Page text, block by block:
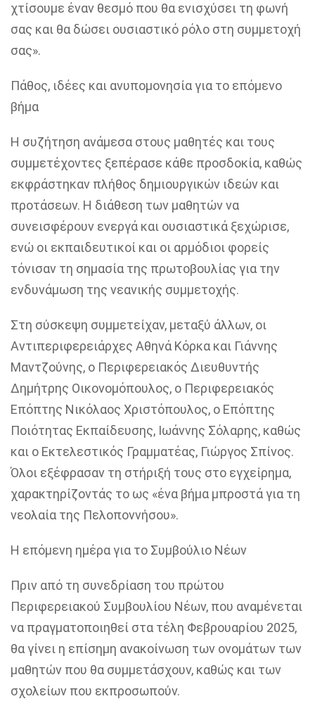
χτίσουμε έναν θεσμό που θα ενισχύσει τη φωνή
σας και θα δώσει ουσιαστικό ρόλο στη συμμετοχή
σας».
Πάθος, ιδέες και ανυπομονησία για το επόμενο
βήμα
Η συζήτηση ανάμεσα στους μαθητές και τους
συμμετέχοντες ξεπέρασε κάθε προσδοκία, καθώς
εκφράστηκαν πλήθος δημιουργικών ιδεών και
προτάσεων. Η διάθεση των μαθητών να
συνεισφέρουν ενεργά και ουσιαστικά ξεχώρισε,
ενώ οι εκπαιδευτικοί και οι αρμόδιοι φορείς
τόνισαν τη σημασία της πρωτοβουλίας για την
ενδυνάμωση της νεανικής συμμετοχής.
Στη σύσκεψη συμμετείχαν, μεταξύ άλλων, οι
Αντιπεριφερειάρχες Αθηνά Κόρκα και Γιάννης
Μαντζούνης, ο Περιφερειακός Διευθυντής
Δημήτρης Οικονομόπουλος, ο Περιφερειακός
Επόπτης Νικόλαος Χριστόπουλος, ο Επόπτης
Ποιότητας Εκπαίδευσης, Ιωάννης Σόλαρης, καθώς
και ο Εκτελεστικός Γραμματέας, Γιώργος Σπίνος.
Όλοι εξέφρασαν τη στήριξή τους στο εγχείρημα,
χαρακτηρίζοντάς το ως «ένα βήμα μπροστά για τη
νεολαία της Πελοποννήσου».
Η επόμενη ημέρα για το Συμβούλιο Νέων
Πριν από τη συνεδρίαση του πρώτου
Περιφερειακού Συμβουλίου Νέων, που αναμένεται
να πραγματοποιηθεί στα τέλη Φεβρουαρίου 2025,
θα γίνει η επίσημη ανακοίνωση των ονομάτων των
μαθητών που θα συμμετάσχουν, καθώς και των
σχολείων που εκπροσωπούν.